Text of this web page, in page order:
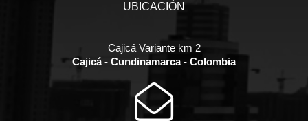
UBICACIÓN
Cajicá Variante km 2
Cajicá - Cundinamarca - Colombia